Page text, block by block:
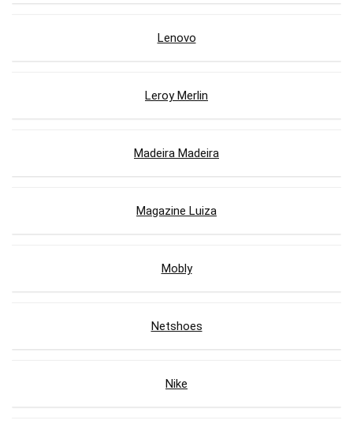
Lenovo
Leroy Merlin
Madeira Madeira
Magazine Luiza
Mobly
Netshoes
Nike